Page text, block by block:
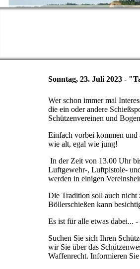
Sonntag, 23. Juli 2023 -
Wer schon immer mal
die ein oder andere
Schützenvereinen und
Einfach vorbei kommen und
wie alt, egal wie jung!
In der Zeit von 13.00 Uhr
Luftgewehr-, Luftpistole-
werden in einigen
Die Tradition soll auch nicht
Böllerschießen kann
Es ist für alle etwas dabei...
Suchen Sie sich Ihren
wir Sie über das
Waffenrecht. Informieren